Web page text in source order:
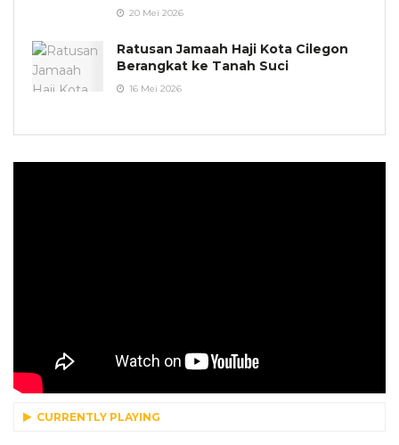
20 Mei 2026
Ratusan Jamaah Haji Kota Cilegon
Berangkat ke Tanah Suci
16 Mei 2026
CURRENTLY PLAYING